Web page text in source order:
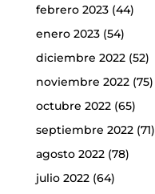
febrero 2023(44)
enero 2023(54)
diciembre 2022(52)
noviembre 2022(75)
octubre 2022(65)
septiembre 2022(71)
agosto 2022(78)
julio 2022(64)